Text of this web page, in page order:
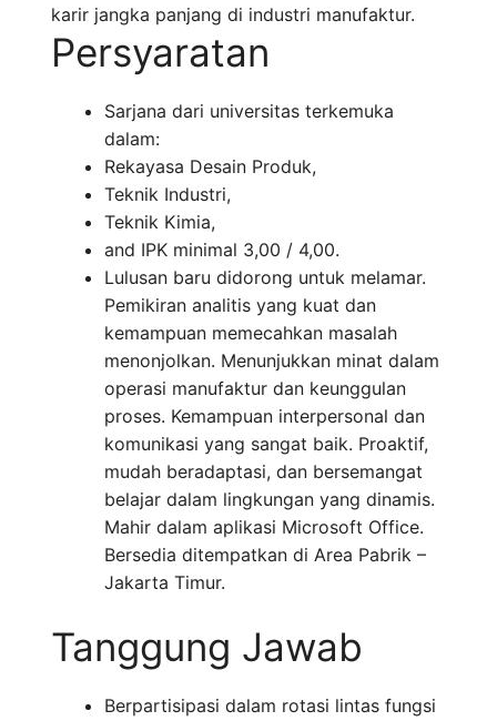
karir jangka panjang di industri manufaktur.
Persyaratan
Sarjana dari universitas terkemuka
dalam:
Rekayasa Desain Produk,
Teknik Industri,
Teknik Kimia,
and IPK minimal 3,00 / 4,00.
Lulusan baru didorong untuk melamar.
Pemikiran analitis yang kuat dan
kemampuan memecahkan masalah
menonjolkan. Menunjukkan minat dalam
operasi manufaktur dan keunggulan
proses. Kemampuan interpersonal dan
komunikasi yang sangat baik. Proaktif,
mudah beradaptasi, dan bersemangat
belajar dalam lingkungan yang dinamis.
Mahir dalam aplikasi Microsoft Office.
Bersedia ditempatkan di Area Pabrik –
Jakarta Timur.
Tanggung Jawab
Berpartisipasi dalam rotasi lintas fungsi